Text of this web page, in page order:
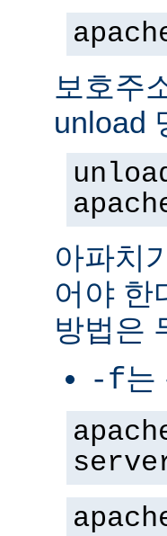
보호주
unload
아파치
어야 한
방법은
-f는